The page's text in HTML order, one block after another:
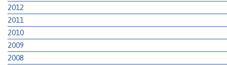
2012
2011
2010
2009
2008